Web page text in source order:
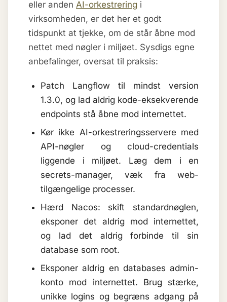
eller anden AI-orkestrering i
virksomheden, er det her et godt
tidspunkt at tjekke, om de står åbne mod
nettet med nøgler i miljøet. Sysdigs egne
anbefalinger, oversat til praksis:
Patch Langflow til mindst version
1.3.0, og lad aldrig kode-eksekverende
endpoints stå åbne mod internettet.
Kør ikke AI-orkestreringsservere med
API-nøgler og cloud-credentials
liggende i miljøet. Læg dem i en
secrets-manager, væk fra web-
tilgængelige processer.
Hærd Nacos: skift standardnøglen,
eksponer det aldrig mod internettet,
og lad det aldrig forbinde til sin
database som root.
Eksponer aldrig en databases admin-
konto mod internettet. Brug stærke,
unikke logins og begræns adgang på